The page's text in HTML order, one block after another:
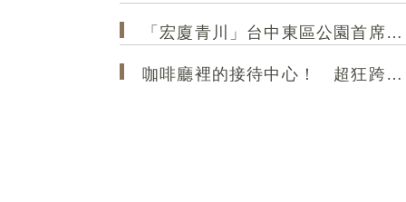
「宏廈青川」台中東區公園首席，攜手35年甲級營造，打造2房2衛新作
咖啡廳裡的接待中心！ 超狂跨界概念店「大熊建設＆跨蒔咖啡」 共享空間「買房先來杯咖啡」